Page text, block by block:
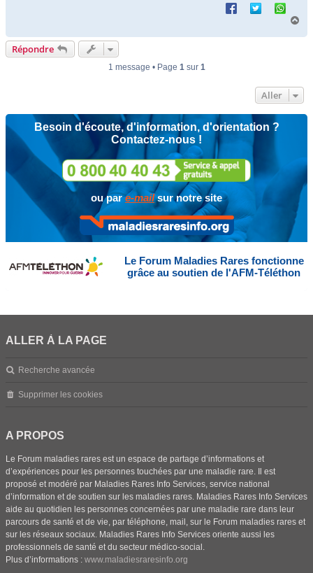
Répondre
1 message • Page 1sur 1
Aller
Besoin d'écoute, d'information, d'orientation ?
Contactez-nous !
ou pare-mailsur notre site
Le Forum Maladies Rares fonctionne
grâce au soutien de l'AFM-Téléthon
ALLER À LA PAGE
Recherche avancée
Supprimer les cookies
A PROPOS
Le Forum maladies rares est un espace de partage d’informations et
d’expériences pour les personnes touchées par une maladie rare. Il est
proposé et modéré par Maladies Rares Info Services, service national
d’information et de soutien sur les maladies rares. Maladies Rares Info Services
aide au quotidien les personnes concernées par une maladie rare dans leur
parcours de santé et de vie, par téléphone, mail, sur le Forum maladies rares et
sur les réseaux sociaux. Maladies Rares Info Services oriente aussi les
professionnels de santé et du secteur médico-social.
Plus d’informations : www.maladiesraresinfo.org